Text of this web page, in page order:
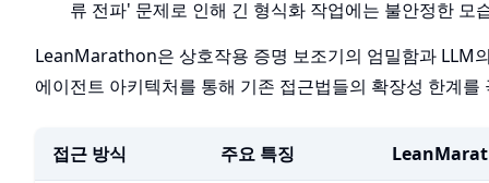
류 전파' 문제로 인해 긴 형식화 작업에는 불안정한 모
LeanMarathon은 상호작용 증명 보조기의 엄밀함과 LLM
에이전트 아키텍처를 통해 기존 접근법들의 확장성 한계를
접근 방식 주요 특징